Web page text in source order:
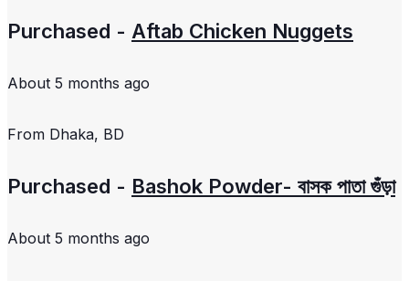
Purchased - Aftab Chicken Nuggets
About 5 months ago
From Dhaka, BD
Purchased - Bashok Powder- বাসক পাতা গুঁড়া
About 5 months ago